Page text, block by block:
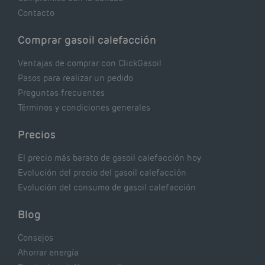
Contacto
Comprar gasoil calefacción
Ventajas de comprar con ClickGasoil
Pasos para realizar un pedido
Preguntas frecuentes
Términos y condiciones generales
Precios
El precio más barato de gasoil calefacción hoy
Evolución del precio del gasoil calefacción
Evolución del consumo de gasoil calefacción
Blog
Consejos
Ahorrar energía